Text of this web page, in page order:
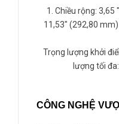
1. Chiều rộng: 3,65
11,53" (292,80 mm) |
Trọng lượng khởi
lượng tối
CÔNG NGHỆ